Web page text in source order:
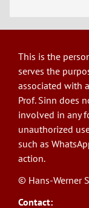
This is the
serves the
associated with
Prof. Sinn does
involved in any
unauthorized
such as
action.
© Hans-Werner
Contact: